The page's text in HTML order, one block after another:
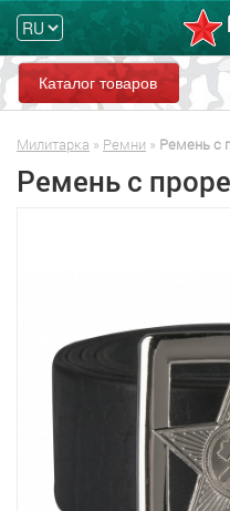
Каталог товаров
Милитарка » Ремни » Ремень с
Ремень с